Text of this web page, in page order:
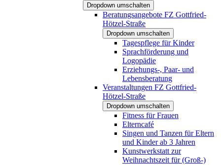
Dropdown umschalten
Beratungsangebote FZ Gottfried-
Hötzel-Straße
Dropdown umschalten
Tagespflege für Kinder
Sprachförderung und
Logopädie
Erziehungs-, Paar- und
Lebensberatung
Veranstaltungen FZ Gottfried-
Hötzel-Straße
Dropdown umschalten
Fitness für Frauen
Elterncafé
Singen und Tanzen für Eltern
und Kinder ab 3 Jahren
Kunstwerkstatt zur
Weihnachtszeit für (Groß-)